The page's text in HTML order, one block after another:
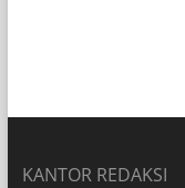
KANTOR REDAKSI